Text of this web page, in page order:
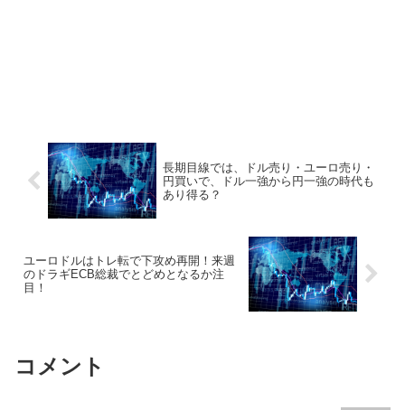
長期目線では、ドル売り・ユーロ売り・
円買いで、ドル一強から円一強の時代も
あり得る？
ユーロドルはトレ転で下攻め再開！来週
のドラギECB総裁でとどめとなるか注
目！
コメント